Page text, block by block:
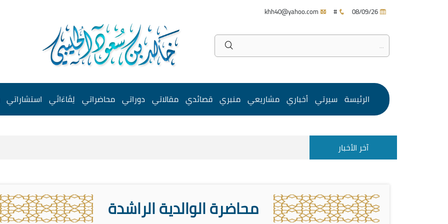
#
الرئيسة سيرتي أخباري مشاريعي منبري قصائدي مقالاتي دوراتي محاضراتي لِقَاءَاتَي استشاراتي
آخر الأخبار
محاضرة الوالدية الراشدة